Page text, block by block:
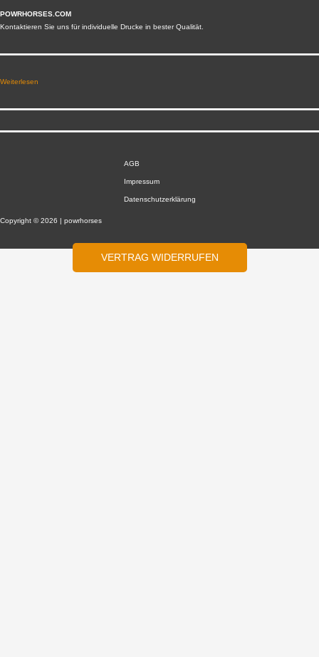
POWRHORSES.COM
Kontaktieren Sie uns für individuelle Drucke in bester Qualität.
Weiterlesen
AGB
Impressum
Datenschutzerklärung
Copyright © 2026 | powrhorses
VERTRAG WIDERRUFEN